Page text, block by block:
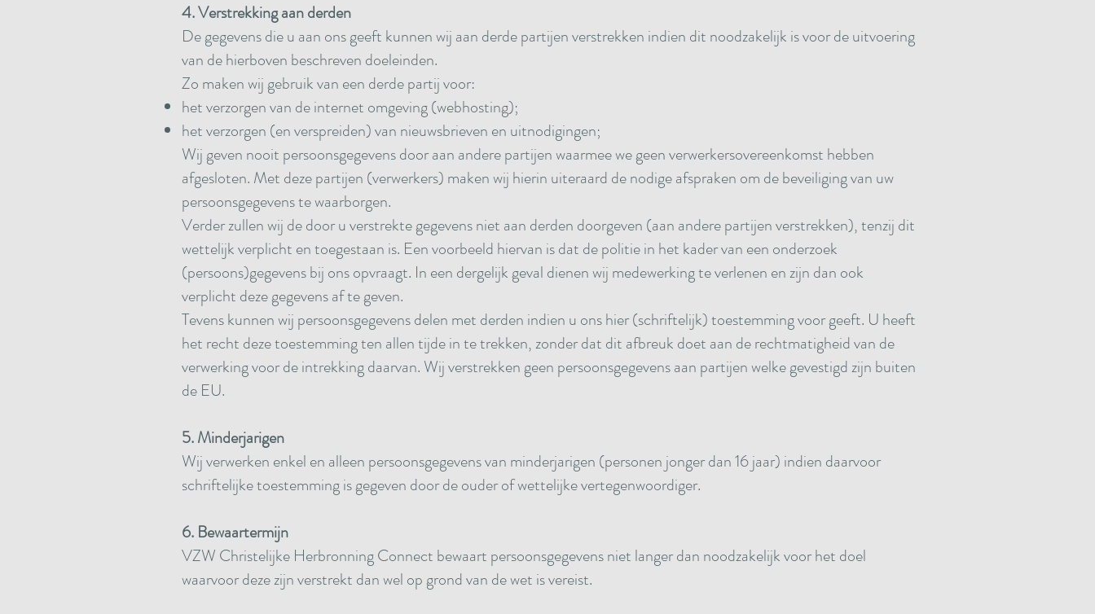
4. Verstrekking aan derden
De gegevens die u aan ons geeft kunnen wij aan derde partijen verstrekken indien dit noodzakelijk is voor de uitvoering
van de hierboven beschreven doeleinden.
Zo maken wij gebruik van een derde partij voor:
het verzorgen van de internet omgeving (webhosting);
het verzorgen (en verspreiden) van nieuwsbrieven en uitnodigingen;
Wij geven nooit persoonsgegevens door aan andere partijen waarmee we geen verwerkersovereenkomst hebben
afgesloten. Met deze partijen (verwerkers) maken wij hierin uiteraard de nodige afspraken om de beveiliging van uw
persoonsgegevens te waarborgen.
Verder zullen wij de door u verstrekte gegevens niet aan derden doorgeven (aan andere partijen verstrekken), tenzij dit
wettelijk verplicht en toegestaan is. Een voorbeeld hiervan is dat de politie in het kader van een onderzoek
(persoons)gegevens bij ons opvraagt. In een dergelijk geval dienen wij medewerking te verlenen en zijn dan ook
verplicht deze gegevens af te geven.
Tevens kunnen wij persoonsgegevens delen met derden indien u ons hier (schriftelijk) toestemming voor geeft. U heeft
het recht deze toestemming ten allen tijde in te trekken, zonder dat dit afbreuk doet aan de rechtmatigheid van de
verwerking voor de intrekking daarvan. Wij verstrekken geen persoonsgegevens aan partijen welke gevestigd zijn buiten
de EU.
5. Minderjarigen
Wij verwerken enkel en alleen persoonsgegevens van minderjarigen (personen jonger dan 16 jaar) indien daarvoor
schriftelijke toestemming is gegeven door de ouder of wettelijke vertegenwoordiger.
6. Bewaartermijn
VZW Christelijke Herbronning Connect bewaart persoonsgegevens niet langer dan noodzakelijk voor het doel
waarvoor deze zijn verstrekt dan wel op grond van de wet is vereist.